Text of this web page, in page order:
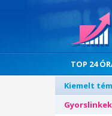
TOP 24
Kiemelt